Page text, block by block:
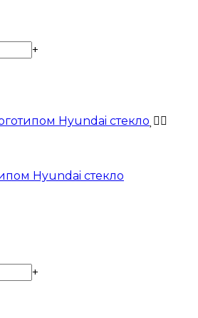
+
Hyundai стекло
+